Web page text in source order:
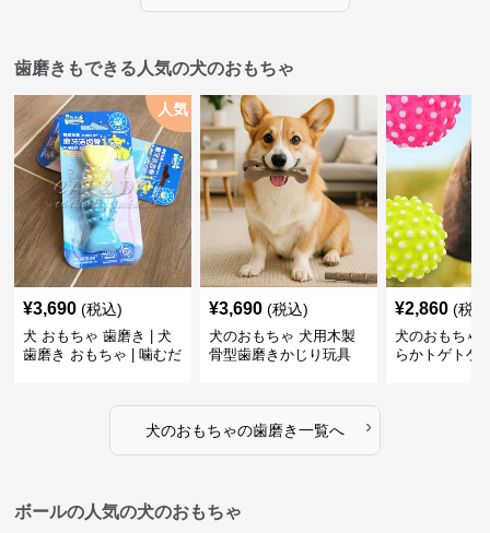
歯磨きもできる人気の犬のおもちゃ
人気
¥3,690 (税込)
犬 おもちゃ 歯磨き | 犬
歯磨き おもちゃ | 噛むだ
¥3,690 (税込)
犬のおもちゃ 犬用木製
骨型歯磨きかじり玩具
¥2,860 (税
犬のおもちゃ
らかトゲトゲ
犬のおもちゃの歯磨き一覧へ ›
ボールの人気の犬のおもちゃ